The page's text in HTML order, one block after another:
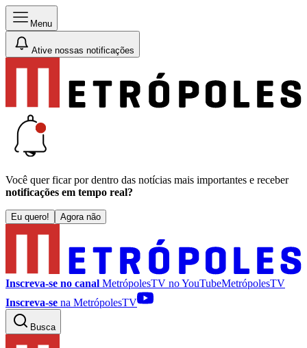
Menu
Ative nossas notificações
Você quer ficar por dentro das notícias mais importantes e receber
notificações em tempo real?
Eu quero! Agora não
Inscreva-se no canal MetrópolesTV noYouTubeMetrópolesTV
Inscreva-se na MetrópolesTV
Busca